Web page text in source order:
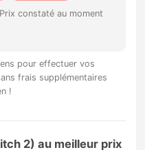
Prix constaté au moment
pour effectuer vos
frais supplémentaires
!
2) au meilleur prix